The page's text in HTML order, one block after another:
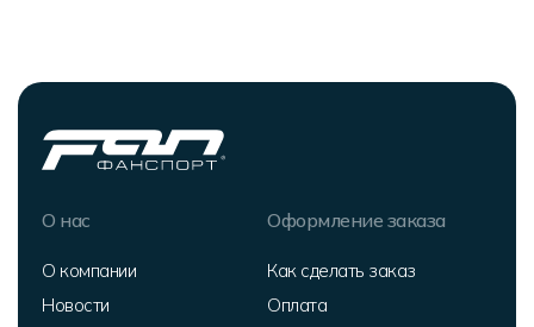
О нас
О компании
Новости
Оформление заказа
Как сделать заказ
Оплата